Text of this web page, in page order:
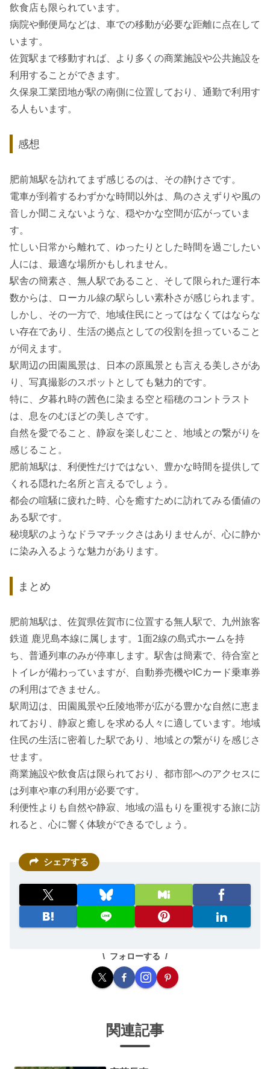
飲食店も限られています。
病院や郵便局などは、車での移動が必要な距離に点在して
います。
佐賀駅まで移動すれば、より多くの商業施設や公共施設を
利用することができます。
久保泉工業団地が駅の南側に位置しており、通勤で利用す
る人もいます。
感想
肥前旭駅を訪れてまず感じるのは、その静けさです。
電車が到着するわずかな時間以外は、鳥のさえずりや風の
音しか聞こえないような、穏やかな空間が広がっていま
す。
忙しい日常から離れて、ゆったりとした時間を過ごしたい
人には、最適な場所かもしれません。
駅舎の簡素さ、無人駅であること、そして限られた運行本
数からは、ローカル線の駅らしい素朴さが感じられます。
しかし、その一方で、地域住民にとってはなくてはならな
い存在であり、生活の拠点としての役割を担っていること
が伺えます。
駅周辺の田園風景は、日本の原風景とも言える美しさがあ
り、写真撮影のスポットとしても魅力的です。
特に、夕暮れ時の茜色に染まる空と稲穂のコントラスト
は、息をのむほどの美しさです。
自然を愛でること、静寂を楽しむこと、地域との繋がりを
感じること。
肥前旭駅は、利便性だけではない、豊かな時間を提供して
くれる隠れた名所と言えるでしょう。
都会の喧騒に疲れた時、心を癒すために訪れてみる価値の
ある駅です。
秘境駅のようなドラマチックさはありませんが、心に静か
に染み入るような魅力があります。
まとめ
肥前旭駅は、佐賀県佐賀市に位置する無人駅で、九州旅客
鉄道 鹿児島本線に属します。1面2線の島式ホームを持
ち、普通列車のみが停車します。駅舎は簡素で、待合室と
トイレが備わっていますが、自動券売機やICカード乗車券
の利用はできません。
駅周辺は、田園風景や丘陵地帯が広がる豊かな自然に恵ま
れており、静寂と癒しを求める人々に適しています。地域
住民の生活に密着した駅であり、地域との繋がりを感じさ
せます。
商業施設や飲食店は限られており、都市部へのアクセスに
は列車や車の利用が必要です。
利便性よりも自然や静寂、地域の温もりを重視する旅に訪
れると、心に響く体験ができるでしょう。
シェアする
フォローする
関連記事